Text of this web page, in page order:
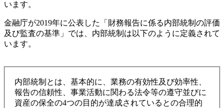
います。
金融庁が2019年に公表した「財務報告に係る内部統制の評価
及び監査の基準」では、内部統制は以下のように定義されて
います。
内部統制とは、基本的に、業務の有効性及び効率性、
報告の信頼性、事業活動に関わる法令等の遵守並びに
資産の保全の4つの目的が達成されているとの合理的